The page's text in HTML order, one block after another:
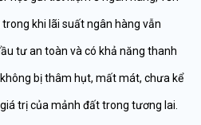
khi lãi suất ngân hàng vẫn
tư an toàn và có khả năng thanh
bị thâm hụt, mất mát, chưa kể
trị của mảnh đất trong tương lai.